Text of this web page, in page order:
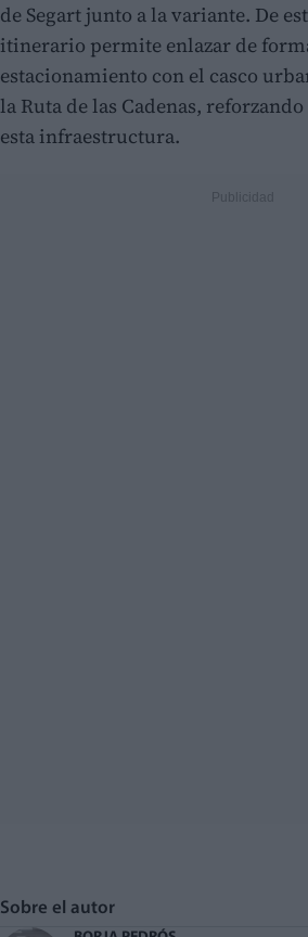
de Segart junto a la variante. De
itinerario permite enlazar de
estacionamiento con el casco
la Ruta de las Cadenas,
esta infraestructura.
Sobre el autor